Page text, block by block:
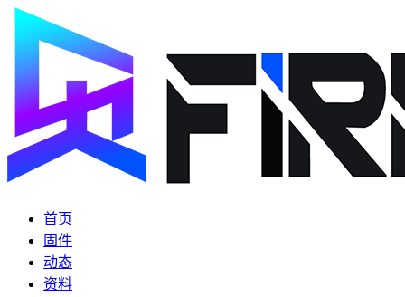
首页
固件
动态
资料